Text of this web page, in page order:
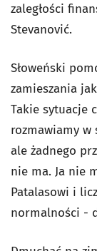
zaległości
Stevanović.
Słoweński
zamieszania
Takie sytuacje
rozmawiamy w
ale żadnego
nie ma. Ja nie
Patalasowi i
normalności -